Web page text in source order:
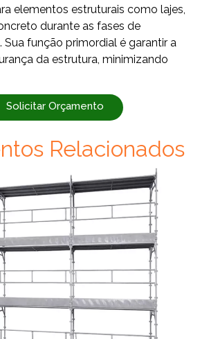
elementos estruturais como lajes,
durante as fases de
função primordial é garantir a
da estrutura, minimizando
Solicitar Orçamento
Relacionados